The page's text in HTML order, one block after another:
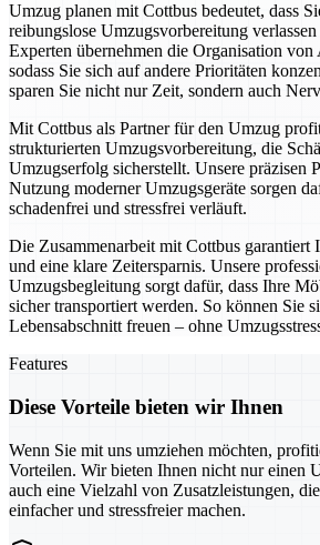
Umzug planen mit Cottbus bedeutet, dass
reibungslose Umzugsvorbereitung
Experten übernehmen die Organisation von
sodass Sie sich auf andere Prioritäten
sparen Sie nicht nur Zeit, sondern auch
Mit Cottbus als Partner für den Umzug
strukturierten Umzugsvorbereitung, die
Umzugserfolg sicherstellt. Unsere präzisen
Nutzung moderner Umzugsgeräte sorgen
schadenfrei und stressfrei verläuft.
Die Zusammenarbeit mit Cottbus garantiert
und eine klare Zeitersparnis. Unsere
Umzugsbegleitung sorgt dafür, dass Ihre
sicher transportiert werden. So können Sie
Lebensabschnitt freuen – ohne
Features
Diese Vorteile bieten wir Ihnen
Wenn Sie mit uns umziehen möchten,
Vorteilen. Wir bieten Ihnen nicht nur einen
auch eine Vielzahl von Zusatzleistungen,
einfacher und stressfreier machen.